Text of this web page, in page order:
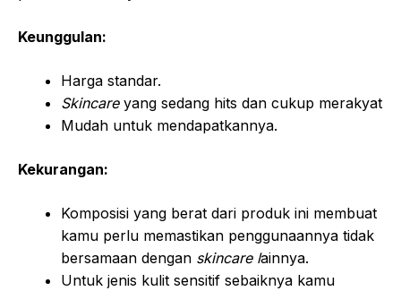
Keunggulan:
Harga standar.
Skincareyang sedang hits dan cukup merakyat
Mudah untuk mendapatkannya.
Kekurangan:
Komposisi yang berat dari produk ini membuat
kamu perlu memastikan penggunaannya tidak
bersamaan dengan skincare lainnya.
Untuk jenis kulit sensitif sebaiknya kamu